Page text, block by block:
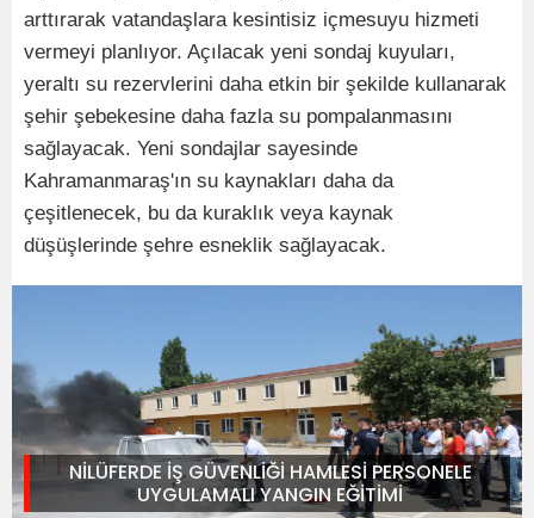
arttırarak vatandaşlara kesintisiz içmesuyu hizmeti
vermeyi planlıyor. Açılacak yeni sondaj kuyuları,
yeraltı su rezervlerini daha etkin bir şekilde kullanarak
şehir şebekesine daha fazla su pompalanmasını
sağlayacak. Yeni sondajlar sayesinde
Kahramanmaraş'ın su kaynakları daha da
çeşitlenecek, bu da kuraklık veya kaynak
düşüşlerinde şehre esneklik sağlayacak.
NİLÜFERDE İŞ GÜVENLİĞİ HAMLESİ PERSONELE
UYGULAMALI YANGIN EĞİTİMİ